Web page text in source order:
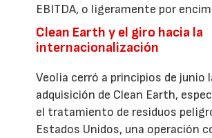
EBITDA, o ligeramente por
Clean Earth y el giro hacia la
internacionalización
Veolia cerró a principios de junio
adquisición de Clean Earth,
el tratamiento de residuos
Estados Unidos, una operación